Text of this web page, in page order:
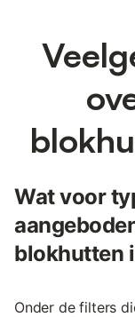
Wat voor
blokhutten
Onder de filters